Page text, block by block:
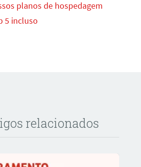
planos de hospedagem
5 incluso
relacionados